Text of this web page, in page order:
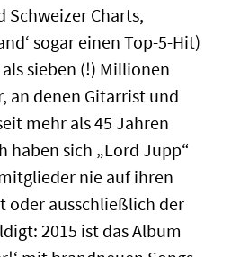
Schweizer Charts,
sogar einen Top-5-Hit)
sieben (!) Millionen
an denen Gitarrist und
mehr als 45 Jahren
haben sich „Lord Jupp“
nie auf ihren
oder ausschließlich der
2015 ist das Album